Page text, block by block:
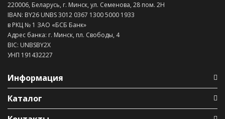
220006, Беларусь, г. Минск, ул. Семенова, 28 пом. 2Н
IBAN: BY26 UNBS 3012 0367 1300 5000 1933
в РКЦ № 1 ЗАО «БСБ Банк»
Адрес банка: г. Минск, пл. Свободы, 4
BIC: UNBSBY2X
УНП 191432227
Информация
Каталог